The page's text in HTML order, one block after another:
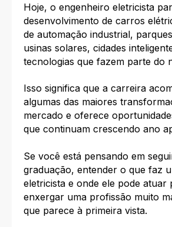
Hoje, o engenheiro eletricista
desenvolvimento de carros
de automação industrial,
usinas solares, cidades
tecnologias que fazem parte do
Isso significa que a carreira
algumas das maiores
mercado e oferece
que continuam crescendo ano
Se você está pensando em
graduação, entender o que faz
eletricista e onde ele pode atuar
enxergar uma profissão muito
que parece à primeira vista.